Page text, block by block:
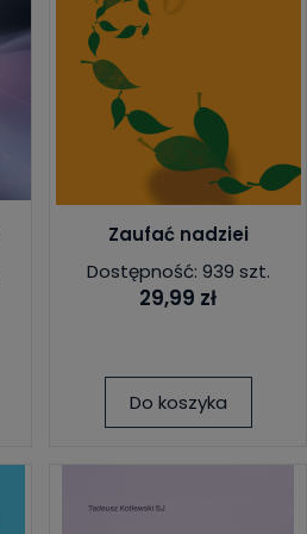
Zaufać nadziei
Dostępność: 939 szt.
29,99 zł
Do koszyka